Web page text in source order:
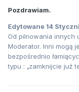
Pozdrawiam.
Edytowane 14
Od pilnowania innych
Moderator. Inni mogą
bezpośrednio
typu : „zamknijcie już